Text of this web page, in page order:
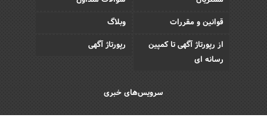
قوانین و مقررات
وبلاگ
از رپورتاژ آگهی تا کمپین
رسانه ای
رپورتاژ آگهی
سرویس‌های خبری